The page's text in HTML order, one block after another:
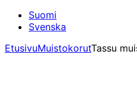
Suomi
Svenska
EtusivuMuistokorutTassu